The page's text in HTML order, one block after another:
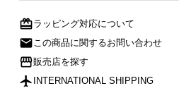
redeemラッピング対応について
mail この商品に関するお問い合わせ
storefront販売店を探す
flight INTERNATIONAL SHIPPING